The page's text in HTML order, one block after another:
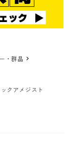
・群晶
クアメジスト